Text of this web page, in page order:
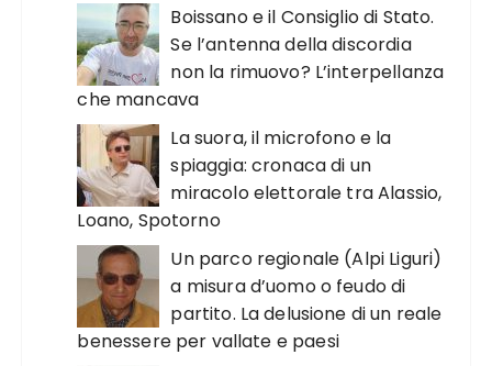
Boissano e il Consiglio di Stato.
Se l’antenna della discordia
non la rimuovo? L’interpellanza
che mancava
La suora, il microfono e la
spiaggia: cronaca di un
miracolo elettorale tra Alassio,
Loano, Spotorno
Un parco regionale (Alpi Liguri)
a misura d’uomo o feudo di
partito. La delusione di un reale
benessere per vallate e paesi